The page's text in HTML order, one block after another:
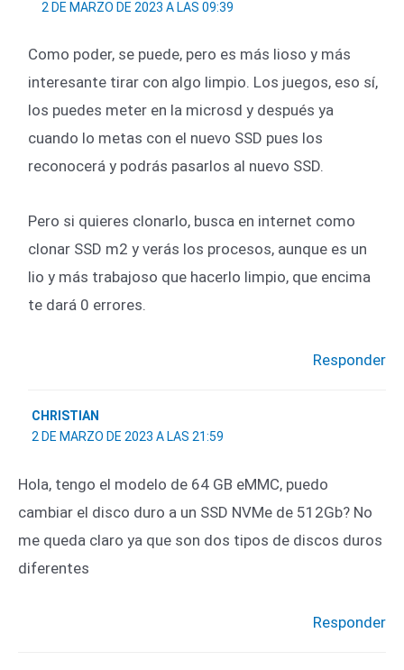
2 DE MARZO DE 2023 A LAS 09:39
Como poder, se puede, pero es más lioso y más
interesante tirar con algo limpio. Los juegos, eso sí,
los puedes meter en la microsd y después ya
cuando lo metas con el nuevo SSD pues los
reconocerá y podrás pasarlos al nuevo SSD.
Pero si quieres clonarlo, busca en internet como
clonar SSD m2 y verás los procesos, aunque es un
lio y más trabajoso que hacerlo limpio, que encima
te dará 0 errores.
Responder
CHRISTIAN
2 DE MARZO DE 2023 A LAS 21:59
Hola, tengo el modelo de 64 GB eMMC, puedo
cambiar el disco duro a un SSD NVMe de 512Gb? No
me queda claro ya que son dos tipos de discos duros
diferentes
Responder